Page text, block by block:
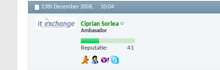
13th December 2006, 10:04
Ciprian Sorlea
Ambasador
Reputatie: 41